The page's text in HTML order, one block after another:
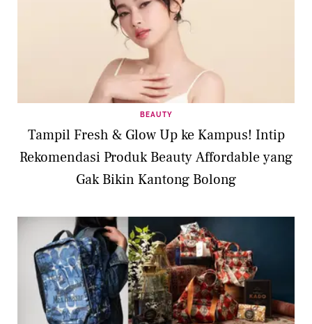
BEAUTY
Tampil Fresh & Glow Up ke Kampus! Intip
Rekomendasi Produk Beauty Affordable yang
Gak Bikin Kantong Bolong